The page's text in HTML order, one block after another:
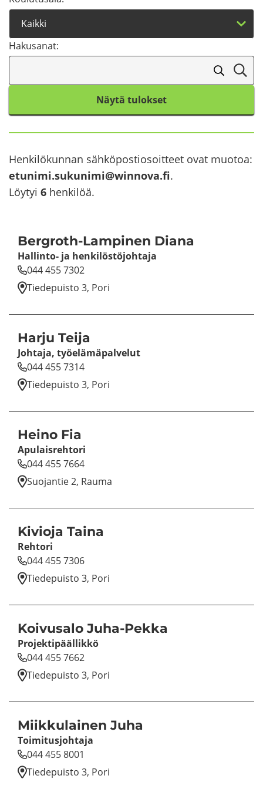
Ha­kusa­nat:
Näytä tulokset
Hen­ki­lö­kun­nan säh­kö­pos­tio­soit­teet ovat muo­toa:
etu­ni­mi.su­ku­ni­mi@winnova.fi.
Löy­tyi 6 hen­ki­löä.
Bergroth-​Lampinen Diana
Hallinto-​ ja hen­ki­lös­tö­joh­ta­ja
044 455 7302
Tie­de­puis­to 3, Pori
Harju Teija
Joh­ta­ja, työ­elä­mä­pal­ve­lut
044 455 7314
Tie­de­puis­to 3, Pori
Heino Fia
Apu­lais­reh­to­ri
044 455 7664
Suo­jan­tie 2, Rauma
Ki­vio­ja Taina
Reh­to­ri
044 455 7306
Tie­de­puis­to 3, Pori
Koi­vusa­lo Juha-​Pekka
Pro­jek­ti­pääl­lik­kö
044 455 7662
Tie­de­puis­to 3, Pori
Miik­ku­lai­nen Juha
Toi­mi­tus­joh­ta­ja
044 455 8001
Tie­de­puis­to 3, Pori